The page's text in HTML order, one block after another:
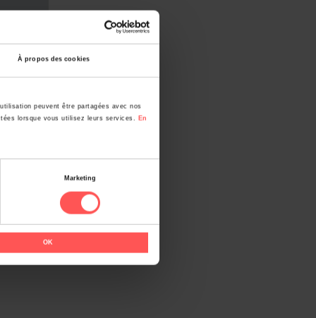
À propos des cookies
peuvent être partagées avec nos
lorsque vous utilisez leurs services.
En
Marketing
OK